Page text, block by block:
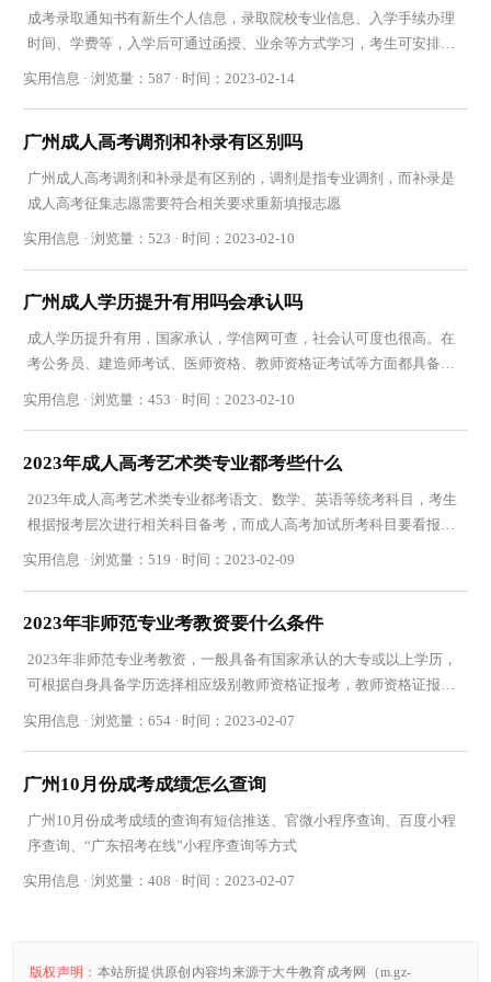
成考录取通知书有新生个人信息，录取院校专业信息、入学手续办理
时间、学费等，入学后可通过函授、业余等方式学习，考生可安排周
末时间学习
实用信息 · 浏览量：587 · 时间：2023-02-14
广州成人高考调剂和补录有区别吗
广州成人高考调剂和补录是有区别的，调剂是指专业调剂，而补录是
成人高考征集志愿需要符合相关要求重新填报志愿
实用信息 · 浏览量：523 · 时间：2023-02-10
广州成人学历提升有用吗会承认吗
成人学历提升有用，国家承认，学信网可查，社会认可度也很高。在
考公务员、建造师考试、医师资格、教师资格证考试等方面都具备学
历效力
实用信息 · 浏览量：453 · 时间：2023-02-10
2023年成人高考艺术类专业都考些什么
2023年成人高考艺术类专业都考语文、数学、英语等统考科目，考生
根据报考层次进行相关科目备考，而成人高考加试所考科目要看报考
学校的成考加试通知
实用信息 · 浏览量：519 · 时间：2023-02-09
2023年非师范专业考教资要什么条件
2023年非师范专业考教资，一般具备有国家承认的大专或以上学历，
可根据自身具备学历选择相应级别教师资格证报考，教师资格证报考
没有专业限制
实用信息 · 浏览量：654 · 时间：2023-02-07
广州10月份成考成绩怎么查询
广州10月份成考成绩的查询有短信推送、官微小程序查询、百度小程
序查询、“广东招考在线”小程序查询等方式
实用信息 · 浏览量：408 · 时间：2023-02-07
版权声明： 本站所提供原创内容均来源于大牛教育成考网（m.gz-